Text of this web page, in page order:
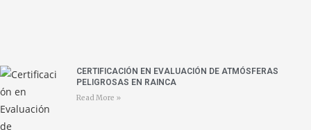
CERTIFICACIÓN EN EVALUACIÓN DE ATMÓSFERAS
PELIGROSAS EN RAINCA
Read More »